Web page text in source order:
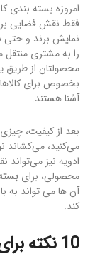
امروزه بسته بندی
فقط نقش فضایی
نمایش برند و حتی
را به مشتری
محصولتان از طریق
بخصوص برای
آشنا هستند.
بعد از کیفیت،
می‌کنید، می‌کشاند
ادویه نیز
محصولی، برای
آن ها می تواند به
کند.
10 نکته برای طراحی بسته بندی ادویه